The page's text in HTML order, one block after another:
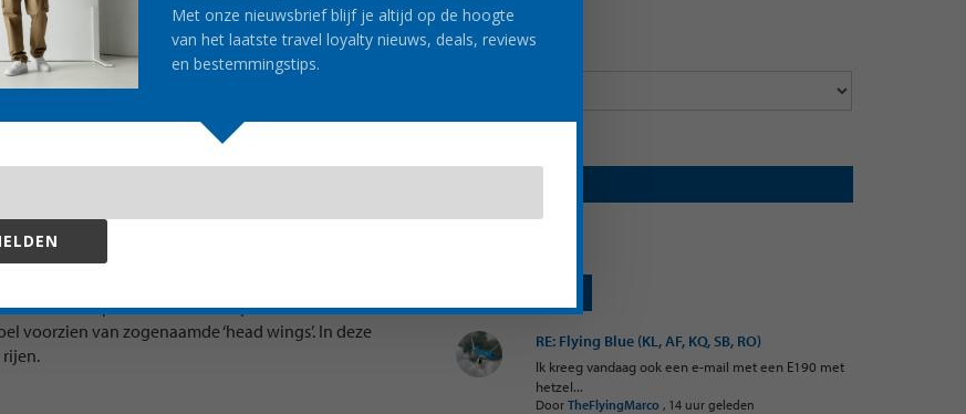
inch IFE scherm en een seat pitch van 38 inch. Verder
vier USB-C poorten voor het opladen van mobiele
voorzien van zogenaamde ‘head wings’. In deze
rijen.
FORUMS
RE: Flying Blue (KL, AF, KQ, SB, RO)
Ik kreeg vandaag ook een e-mail met een E190 met
hetzel...
Door TheFlyingMarco, 14 uur geleden
Met onze nieuwsbrief blijf je altijd op de hoogte
van het laatste travel loyalty nieuws, deals, reviews
en bestemmingstips.